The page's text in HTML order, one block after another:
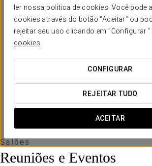
ler nossa política de cookies. Você pode
cookies através do botão "Aceitar" ou
rejeitar seu uso clicando em "Configurar ".
cookies
CONFIGURAR
REJEITAR TUDO
ACEITAR
SOLICITAR ORÇAMENTO
Salões
Reuniões e Eventos